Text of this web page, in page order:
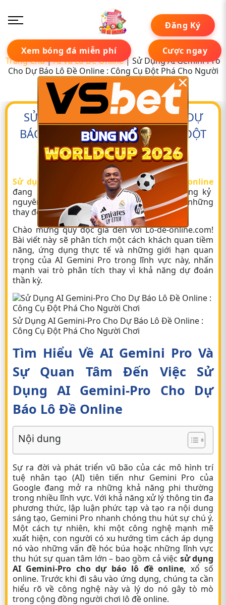
Cược ngay
Đăng Ký
Xem bóng đá miễn phí
Trang Chủ|AI Và Lô Đề Online|Sử Dụng AI Gemini-Pro
Cho Dự Báo Lô Đề Online : Công Cụ Đột Phá Cho Người
Chơi
SỬ DỤNG AI GEMINI-PRO CHO DỰ
BÁO LÔ ĐỀ ONLINE : CÔNG CỤ ĐỘT
PHÁ CHO NGƯỜI CHƠI
Tác giả: Peter Đặng01 tháng 05, 2025
Sử dụng AI Gemini-Pro cho dự báo lô đề online
đang là một chủ đề thu hút sự chú ý trong kỷ
nguyên số, khi Trí tuệ nhân tạo (AI) tạo ra những
thay đổi lớn.
Chào mừng quý độc giả đến với Lo-de-online.com!
Bài viết này sẽ phân tích một cách khách quan tiềm
năng, ứng dụng thực tế và những giới hạn quan
trọng của AI Gemini Pro trong lĩnh vực này, nhấn
mạnh vai trò phân tích thay vì khả năng dự đoán
thần kỳ.
Sử Dụng AI Gemini-Pro Cho Dự Báo Lô Đề Online :
Công Cụ Đột Phá Cho Người Chơi
Tìm Hiểu Về AI Gemini Pro Và
Sự Quan Tâm Đến Việc Sử
Dụng AI Gemini-Pro Cho Dự
Báo Lô Đề Online
Nội dung
Sự ra đời và phát triển vũ bão của các mô hình trí
tuệ nhân tạo (AI) tiên tiến như Gemini Pro của
Google đang mở ra những khả năng phi thường
trong nhiều lĩnh vực. Với khả năng xử lý thông tin đa
phương thức, lập luận phức tạp và tạo ra nội dung
sáng tạo, Gemini Pro nhanh chóng thu hút sự chú ý.
Một cách tự nhiên, khi một công nghệ mạnh mẽ
xuất hiện, con người có xu hướng tìm cách áp dụng
nó vào những vấn đề hóc búa hoặc những lĩnh vực
thu hút sự quan tâm lớn – bao gồm cả việc sử dụng
AI Gemini-Pro cho dự báo lô đề online, xổ số
online. Trước khi đi sâu vào ứng dụng, chúng ta cần
hiểu rõ về công nghệ này và lý do nó gây tò mò
trong cộng đồng người chơi lô đề online.
×